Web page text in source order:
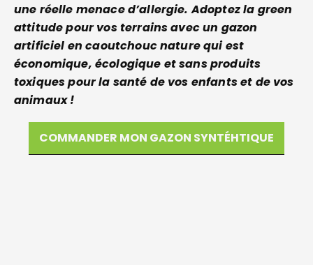
une réelle menace d’allergie. Adoptez la green
attitude pour vos terrains avec un gazon
artificiel en caoutchouc nature qui est
économique, écologique et sans produits
toxiques pour la santé de vos enfants et de vos
animaux !
COMMANDER MON GAZON SYNTÉHTIQUE